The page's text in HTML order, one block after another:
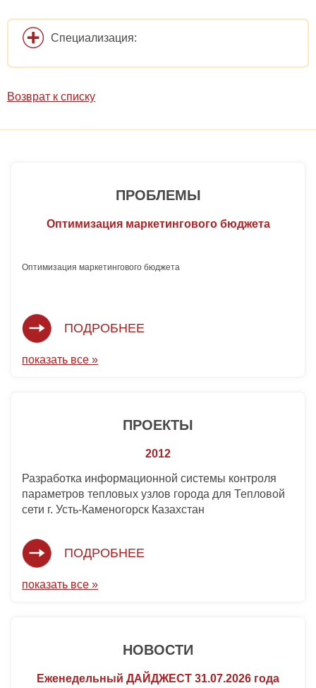
Специализация:
Возврат к списку
ПРОБЛЕМЫ
Оптимизация маркетингового бюджета
Оптимизация маркетингового бюджета
ПОДРОБНЕЕ
показать все »
ПРОЕКТЫ
2012
Разработка информационной системы контроля
параметров тепловых узлов города для Тепловой
сети г. Усть-Каменогорск Казахстан
ПОДРОБНЕЕ
показать все »
НОВОСТИ
Еженедельный ДАЙДЖЕСТ 31.07.2026 года